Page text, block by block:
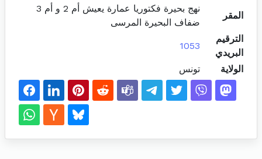
المقر
نهج بحيرة فكتوريا عمارة يعيش أم 2 و أم 3
ضفاف البحيرة المرسى
الترقيم
البريدي
1053
الولاية تونس